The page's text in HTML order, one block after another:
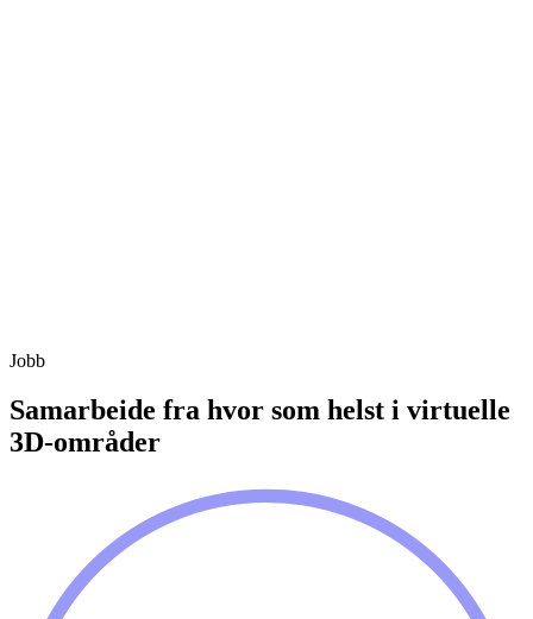
Jobb
Samarbeide fra hvor som helst i virtuelle
3D-områder